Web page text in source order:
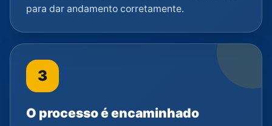
para dar andamento corretamente.
3
O processo é encaminhado